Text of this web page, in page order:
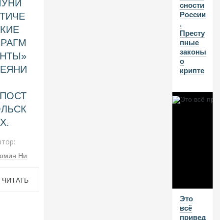
н
о
в.
И
н
ес
ти
о
н
н
к
из
с
Николай Владимирович
ЧИТАТЬ
сности
России
.
Престу
пные
законы
о
крипте
Это
всё
привед